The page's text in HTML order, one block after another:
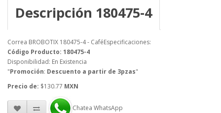
Descripción 180475-4
Correa BROBOTIX 180475-4 - CaféEspecificaciones:
Código Producto: 180475-4
Disponibilidad: En Existencia
"Promoción: Descuento a partir de 3pzas"
Precio de: $130.77 MXN
Chatea WhatsApp